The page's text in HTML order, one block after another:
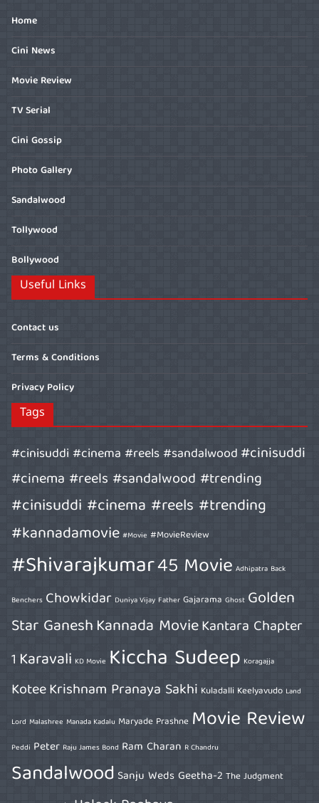
Home
Cini News
Movie Review
TV Serial
Cini Gossip
Photo Gallery
Sandalwood
Tollywood
Bollywood
Useful Links
Contact us
Terms & Conditions
Privacy Policy
Tags
#cinisuddi #cinema #reels #sandalwood#cinisuddi
#cinema #reels #sandalwood #trending
#cinisuddi #cinema #reels #trending
#kannadamovie #Movie #MovieReview
#Shivarajkumar45 Movie Adhipatra Back
Benchers Chowkidar Duniya Vijay Father Gajarama Ghost Golden
Star GaneshKannada MovieKantara Chapter
1 Karavali KD Movie Kiccha Sudeep Koragajja
KoteeKrishnam Pranaya Sakhi Kuladalli Keelyavudo Land
Lord Malashree Manada Kadalu Maryade Prashne Movie Review
Peddi Peter Raju James Bond Ram Charan R Chandru
Sandalwood Sanju Weds Geetha-2 The Judgment